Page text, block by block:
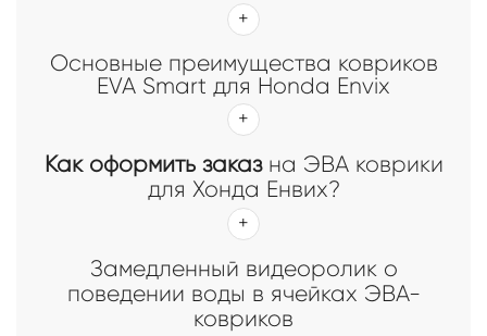
Основные преимущества ковриков
EVA Smart для Honda Envix
Как оформить заказна ЭВА коврики
для Хонда Енвиx?
Замедленный видеоролик о
поведении воды в ячейках ЭВА-
ковриков